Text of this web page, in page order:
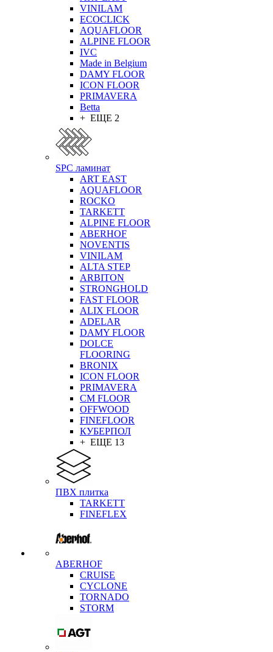
VINILAM
ECOCLICK
AQUAFLOOR
ALPINE FLOOR
IVC
Made in Belgium
DAMY FLOOR
ICON FLOOR
PRIMAVERA
Betta
+ ЕЩЕ 2
SPC ламинат
ART EAST
AQUAFLOOR
ROCKO
TARKETT
ALPINE FLOOR
ABERHOF
NOVENTIS
VINILAM
ALTA STEP
ARBITON
STRONGHOLD
FAST FLOOR
ALIX FLOOR
ADELAR
DAMY FLOOR
DOLCE
FLOORING
BRONIX
ICON FLOOR
PRIMAVERA
CM FLOOR
OFFWOOD
FINEFLOOR
КУБЕРПОЛ
+ ЕЩЕ 13
ПВХ плитка
TARKETT
FINEFLEX
ABERHOF
CRUISE
CYCLONE
TORNADO
STORM